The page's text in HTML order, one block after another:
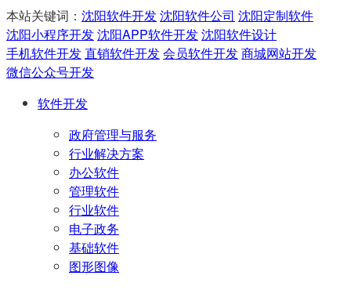
本站关键词： 沈阳软件开发沈阳软件公司 沈阳定制软件
沈阳小程序开发沈阳APP软件开发沈阳软件设计
手机软件开发直销软件开发会员软件开发商城网站开发
微信公众号开发
软件开发
政府管理与服务
行业解决方案
办公软件
管理软件
行业软件
电子政务
基础软件
图形图像